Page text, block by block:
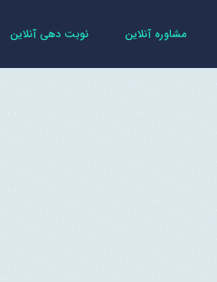
مشاوره آنلاین نوبت دهی آنلاین